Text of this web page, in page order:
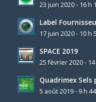
23 juin 2020 - 16 h
Label
17 juin 2020 - 10 h
SPACE 2019
25 février 2020 -
Quadrimex Sels
5 août 2019 - 9 h